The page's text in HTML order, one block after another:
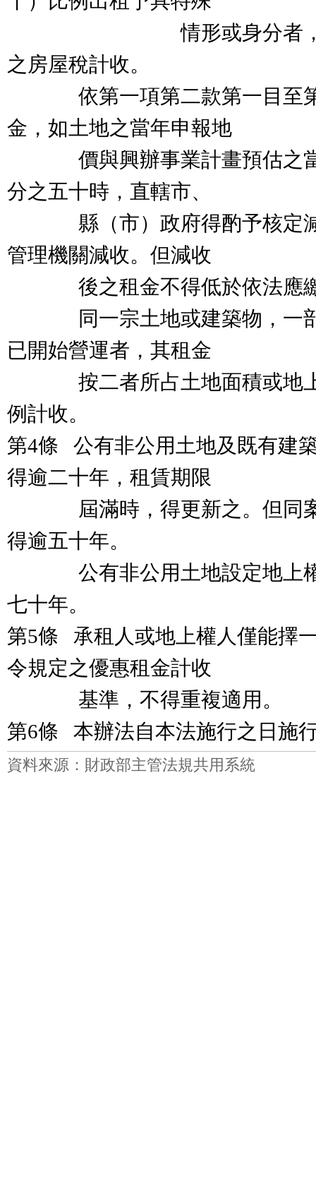
情形或身分者，按建
之房屋稅計收。
依第一項第二款第一目至第
金，如土地之當年申報地
價與興辦事業計畫預估之當
分之五十時，直轄市、
縣（市）政府得酌予核定減
管理機關減收。但減收
後之租金不得低於依法應繳
同一宗土地或建築物，一部
已開始營運者，其租金
按二者所占土地面積或地上
例計收。
第4條 公有非公用土地及既有建
得逾二十年，租賃期限
屆滿時，得更新之。但同案
得逾五十年。
公有非公用土地設定地上權
七十年。
第5條 承租人或地上權人僅能擇
令規定之優惠租金計收
基準，不得重複適用。
第6條 本辦法自本法施行之日施
資料來源：財政部主管法規共用系統